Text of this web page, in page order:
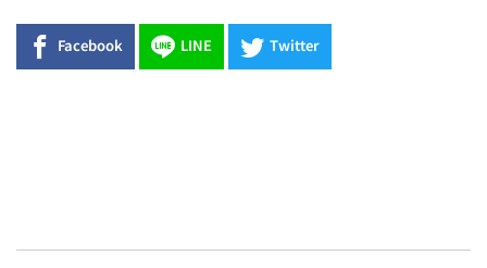
Facebook LINE Twitter